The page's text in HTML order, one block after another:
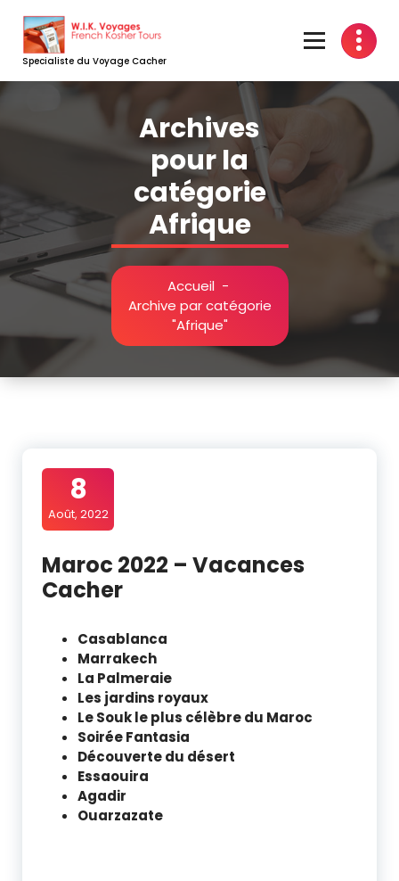
contenu
Specialiste du Voyage Cacher
Archives
pour la
catégorie
Afrique
Accueil-
Archive par catégorie
"Afrique"
8
Août, 2022
Maroc 2022 – Vacances
Cacher
Casablanca
Marrakech
La Palmeraie
Les jardins royaux
Le Souk le plus célèbre du Maroc
Soirée Fantasia
Découverte du désert
Essaouira
Agadir
Ouarzazate